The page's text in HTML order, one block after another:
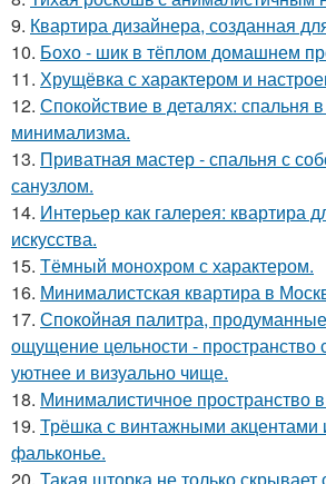
9. Квартира дизайнера, созданная
10. Бохо - шик в тёплом домашнем
11. Хрущёвка с характером и
12. Спокойствие в деталях: спальня
минимализма.
13. Приватная мастер - спальня с
санузлом.
14. Интерьер как галерея: квартира
искусства.
15. Тёмный монохром с характером.
16. Минималистская квартира в
17. Спокойная палитра,
ощущение цельности - пространство
уютнее и визуально чище.
18. Минималистичное пространство
19. Трёшка с винтажными акцентами
фальконье.
20. Такая шторка не только